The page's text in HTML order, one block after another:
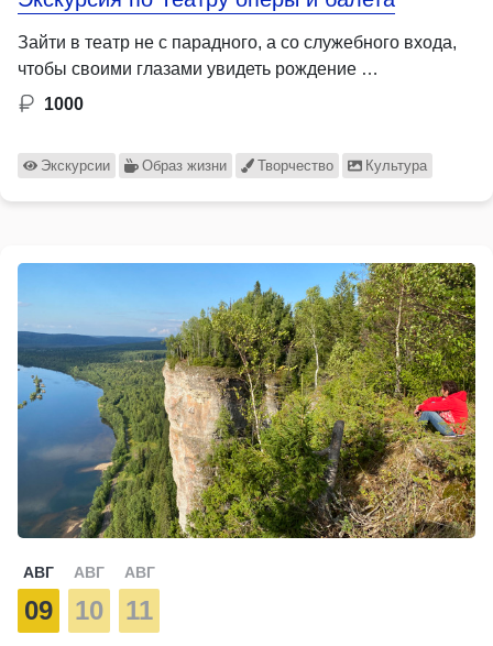
Зайти в театр не с парадного, а со служебного входа,
чтобы своими глазами увидеть рождение …
1000
Экскурсии Образ жизни Творчество Культура
АВГ
09
АВГ
10
АВГ
11